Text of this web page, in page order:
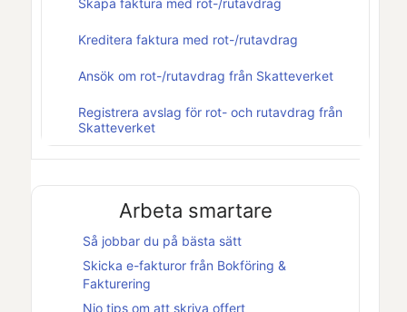
Skapa faktura med rot-/rutavdrag
Kreditera faktura med rot-/rutavdrag
Ansök om rot-/rutavdrag från Skatteverket
Registrera avslag för rot- och rutavdrag från
Skatteverket
Arbeta smartare
Så jobbar du på bästa sätt
Skicka e-fakturor från Bokföring &
Fakturering
Nio tips om att skriva offert